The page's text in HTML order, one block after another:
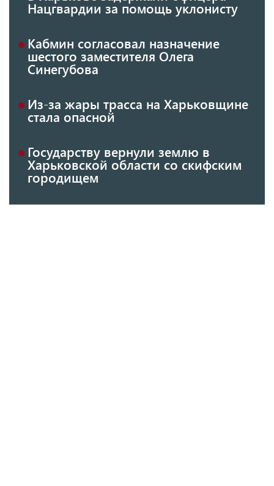
Нацгвардии за помощь уклонисту
Кабмин согласовал назначение
шестого заместителя Олега
Синегубова
Из-за жары трасса на Харьковщине
стала опасной
Государству вернули землю в
Харьковской области со скифским
городищем